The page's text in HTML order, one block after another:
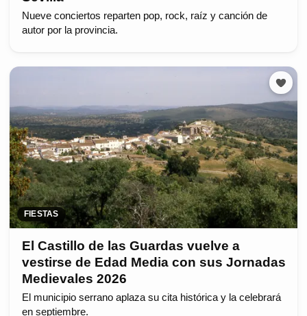
Nueve conciertos reparten pop, rock, raíz y canción de
autor por la provincia.
FIESTAS
El Castillo de las Guardas vuelve a
vestirse de Edad Media con sus Jornadas
Medievales 2026
El municipio serrano aplaza su cita histórica y la celebrará
en septiembre.